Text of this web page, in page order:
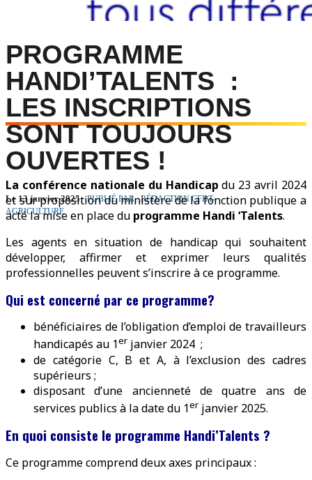
PROGRAMME
HANDI’TALENTS :
LES INSCRIPTIONS
SONT TOUJOURS
OUVERTES !
Le 13 janvier 2025
PUBLIÉ PAR : RÉDACTION CFDT-
AGRICULTURE
La conférence nationale du Handicap du 23 avril 2024
et sur proposition du ministère de la fonction publique a
acté la mise en place du programme Handi ‘Talents.
Les agents en situation de handicap qui souhaitent
développer, affirmer et exprimer leurs qualités
professionnelles peuvent s’inscrire à ce programme.
Qui est concerné par ce programme?
bénéficiaires de l’obligation d’emploi de travailleurs
handicapés au 1er janvier 2024 ;
de catégorie C, B et A, à l’exclusion des cadres
supérieurs ;
disposant d’une ancienneté de quatre ans de
services publics à la date du 1er janvier 2025.
En quoi consiste le programme Handi’Talents ?
Ce programme comprend deux axes principaux :